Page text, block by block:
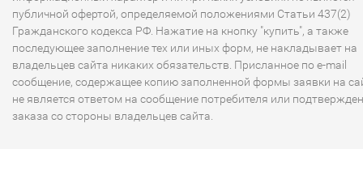
публичной офертой, определяемой положениями Статьи 437(2)
Гражданского кодекса РФ. Нажатие на кнопку "купить", а также
последующее заполнение тех или иных форм, не накладывает на
владельцев сайта никаких обязательств. Присланное по e-mail
сообщение, содержащее копию заполненной формы заявки на
не является ответом на сообщение потребителя или
заказа со стороны владельцев сайта.